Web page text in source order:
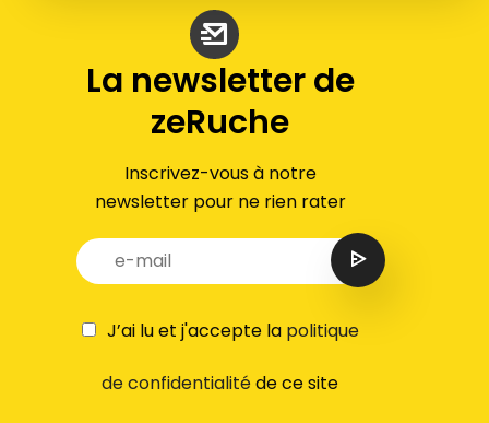
La newsletter de
zeRuche
Inscrivez-vous à notre
newsletter pour ne rien rater
J’ai lu et j'accepte la politique
de confidentialitéde ce site